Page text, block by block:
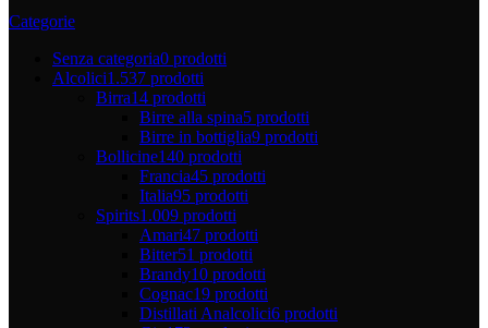
Categorie
Senza categoria0 prodotti
Alcolici1.537 prodotti
Birra14 prodotti
Birre alla spina5 prodotti
Birre in bottiglia9 prodotti
Bollicine140 prodotti
Francia45 prodotti
Italia95 prodotti
Spirits1.009 prodotti
Amari47 prodotti
Bitter51 prodotti
Brandy10 prodotti
Cognac19 prodotti
Distillati Analcolici6 prodotti